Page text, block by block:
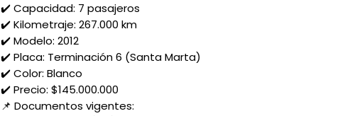
✔️ Capacidad: 7 pasajeros
✔️ Kilometraje: 267.000 km
✔️ Modelo: 2012
✔️ Placa: Terminación 6 (Santa Marta)
✔️ Color: Blanco
✔️ Precio: $145.000.000
📌 Documentos vigentes: